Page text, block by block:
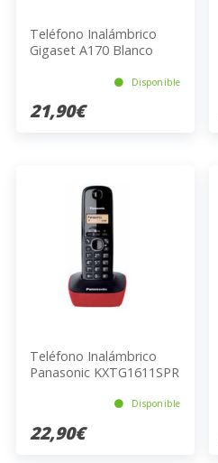
Teléfono Inalámbrico
Gigaset A170 Blanco
Disponible
21,90€
Teléfono Inalámbrico
Panasonic KXTG1611SPR
Disponible
22,90€